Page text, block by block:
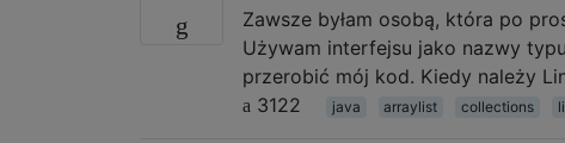
Zawsze byłam osobą, która po
Używam interfejsu jako nazwy
przerobić mój kod. Kiedy należy
3122
java arraylist collections